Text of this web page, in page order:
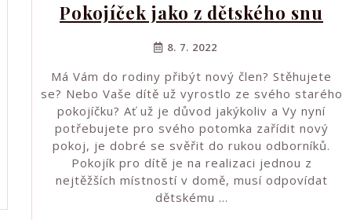
Pokojíček jako z dětského snu
8. 7. 2022
Má Vám do rodiny přibýt nový člen? Stěhujete
se? Nebo Vaše dítě už vyrostlo ze svého starého
pokojíčku? Ať už je důvod jakýkoliv a Vy nyní
potřebujete pro svého potomka zařídit nový
pokoj, je dobré se svěřit do rukou odborníků.
Pokojík pro dítě je na realizaci jednou z
nejtěžších místností v domě, musí odpovídat
dětskému …